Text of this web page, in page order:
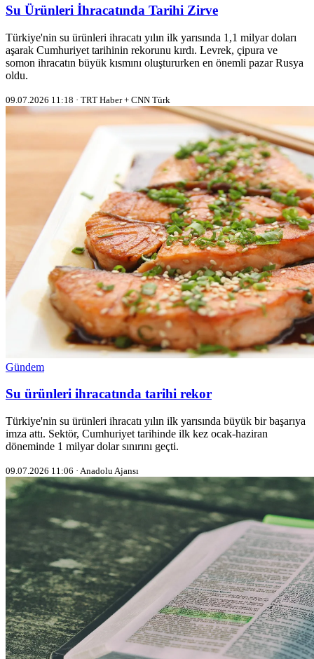
Su Ürünleri İhracatında Tarihi Zirve
Türkiye'nin su ürünleri ihracatı yılın ilk yarısında 1,1 milyar doları
aşarak Cumhuriyet tarihinin rekorunu kırdı. Levrek, çipura ve
somon ihracatın büyük kısmını oluştururken en önemli pazar Rusya
oldu.
09.07.2026 11:18 · TRT Haber + CNN Türk
Gündem
Su ürünleri ihracatında tarihi rekor
Türkiye'nin su ürünleri ihracatı yılın ilk yarısında büyük bir başarıya
imza attı. Sektör, Cumhuriyet tarihinde ilk kez ocak-haziran
döneminde 1 milyar dolar sınırını geçti.
09.07.2026 11:06 · Anadolu Ajansı